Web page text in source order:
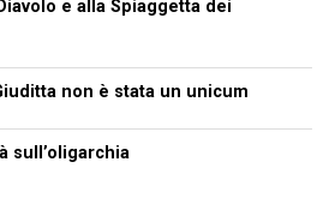
e alla Spiaggetta dei
non è stata un unicum
sull’oligarchia